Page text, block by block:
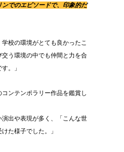
でのエピソードで、印象的だ
学校の環境がとても良かったこ
う環境の中でも仲間と力を合
。」
コンテンポラリー作品を鑑賞し
出や表現が多く、「こんな世
た様子でした。」